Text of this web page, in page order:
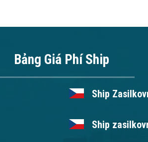
Bảng Giá Phí Ship
Ship
Ship